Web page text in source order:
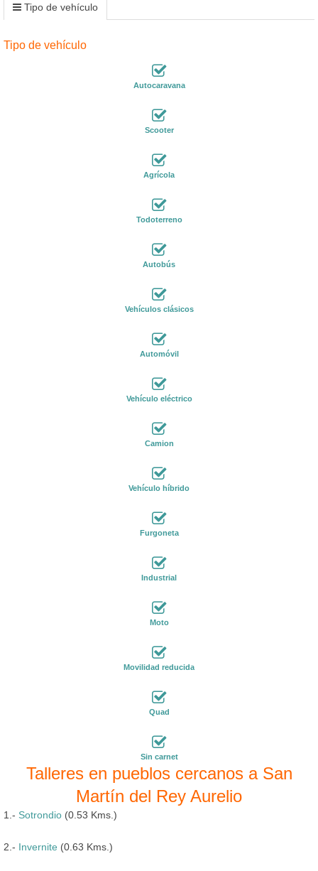
Tipo de vehículo
Tipo de vehículo
Autocaravana
Scooter
Agrícola
Todoterreno
Autobús
Vehículos clásicos
Automóvil
Vehículo eléctrico
Camion
Vehículo híbrido
Furgoneta
Industrial
Moto
Movilidad reducida
Quad
Sin carnet
Talleres en pueblos cercanos a San
Martín del Rey Aurelio
1.- Sotrondio (0.53 Kms.)
2.- Invernite (0.63 Kms.)